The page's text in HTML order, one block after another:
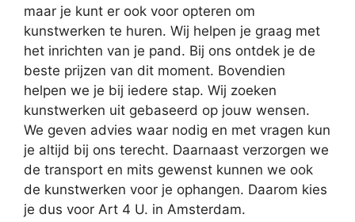
maar je kunt er ook voor opteren om
kunstwerken te huren. Wij helpen je graag met
het inrichten van je pand. Bij ons ontdek je de
beste prijzen van dit moment. Bovendien
helpen we je bij iedere stap. Wij zoeken
kunstwerken uit gebaseerd op jouw wensen.
We geven advies waar nodig en met vragen kun
je altijd bij ons terecht. Daarnaast verzorgen we
de transport en mits gewenst kunnen we ook
de kunstwerken voor je ophangen. Daarom kies
je dus voor Art 4 U. in Amsterdam.